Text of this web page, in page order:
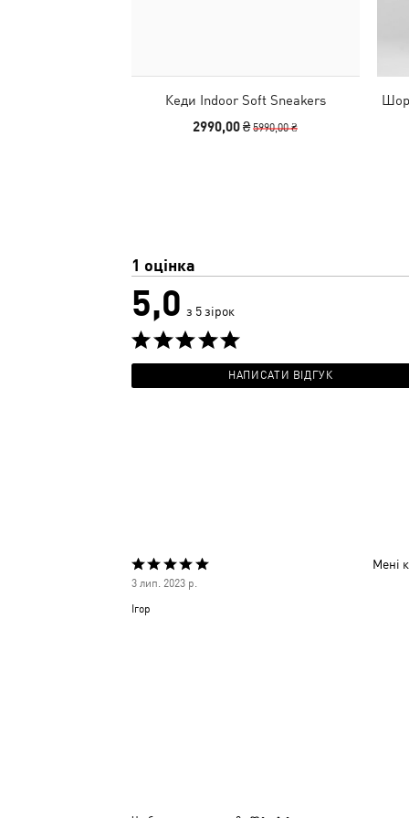
Кеди Indoor Soft Sneakers
2990,00 ₴5990,00 ₴
1 оцінка
5,0 з 5 зірок
НАПИСАТИ ВІДГУК
Оцінено
3 лип. 2023 р.
Ігор
Мені